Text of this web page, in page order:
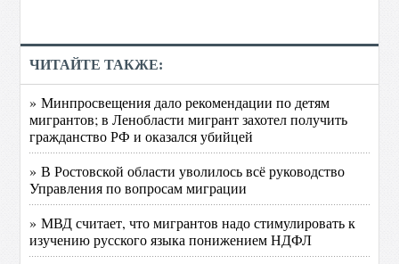
ЧИТАЙТЕ ТАКЖЕ:
» Минпросвещения дало рекомендации по детям
мигрантов; в Ленобласти мигрант захотел получить
гражданство РФ и оказался убийцей
» В Ростовской области уволилось всё руководство
Управления по вопросам миграции
» МВД считает, что мигрантов надо стимулировать к
изучению русского языка понижением НДФЛ